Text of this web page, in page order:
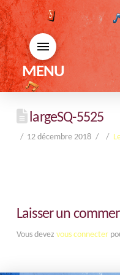
MENU
largeSQ-5525
12 décembre 2018
Laisser un
Vous devez vous connecter